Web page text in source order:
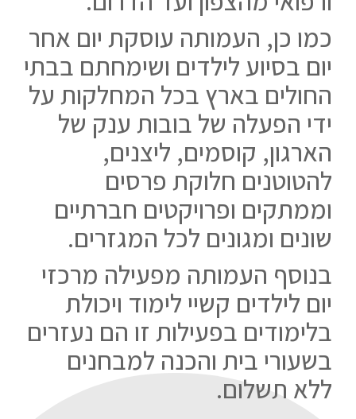
כמו כן, העמותה עוסקת יום אחר
יום בסיוע לילדים ושימחתם בבתי
החולים בארץ בכל המחלקות על
ידי הפעלה של בובות ענק של
הארגון, קוסמים, ליצנים,
להטוטנים חלוקת פרסים
וממתקים ופרויקטים חברתיים
שונים ומגונים לכל המגזרים.
בנוסף העמותה מפעילה מרכזי
יום לילדים קשיי לימוד ויכולת
בלימודים בפעילות זו הם נעזרים
בשעורי בית והכנה למבחנים
ללא תשלום.